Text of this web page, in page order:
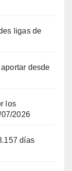
ligas de
desde
los
2026
días